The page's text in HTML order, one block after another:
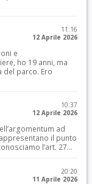
11:16
12 Aprile 2026
e
ho 19 anni, ma
del parco. Ero
10:37
12 Aprile 2026
ad
il punto
l’art. 27...
20:20
11 Aprile 2026